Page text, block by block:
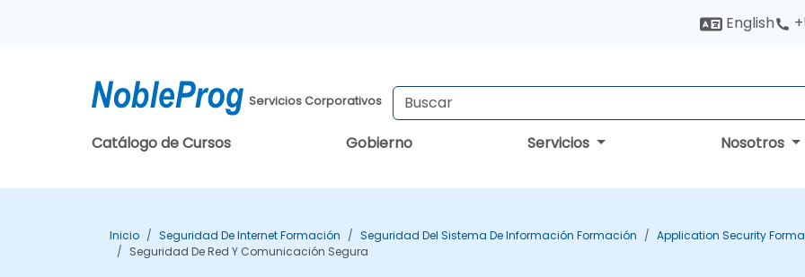
English
Servicios Corporativos
Catálogo de Cursos Gobierno Servicios Nosotros
Inicio Seguridad De Internet Formación Seguridad Del Sistema De Información Formación
Application Security
Seguridad De Red Y Comunicación Segura